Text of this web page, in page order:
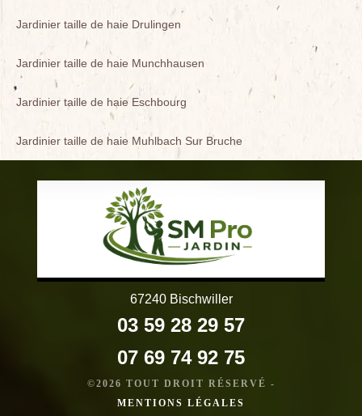
Jardinier taille de haie Drulingen
Jardinier taille de haie Munchhausen
Jardinier taille de haie Eschbourg
Jardinier taille de haie Muhlbach Sur Bruche
67240 Bischwiller
03 59 28 29 57
07 69 74 92 75
©2026 TOUT DROIT RÉSERVÉ -
MENTIONS LÉGALES